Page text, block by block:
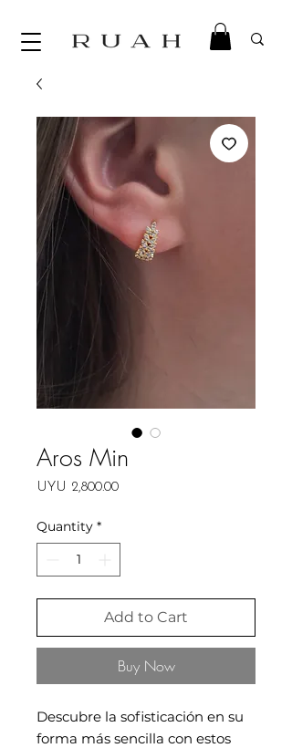
Aros Min
UYU 2,800.00Price
Quantity *
Add to Cart
Buy Now
Descubre la sofisticación en su
forma más sencilla con estos